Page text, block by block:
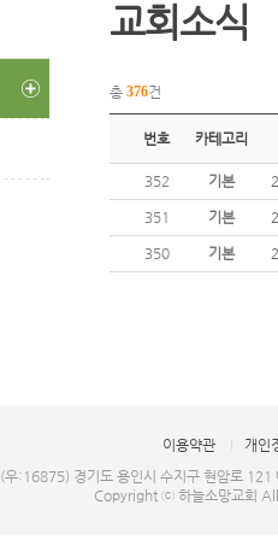
교회소식
총 376건
번호 카테고리
352 기본
351 기본
350 기본
이용약관 개인
(우:16875) 경기도 용인시 수지구 현암로
Copyright ⓒ 하늘소망교회